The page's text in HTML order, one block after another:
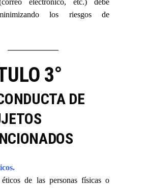
electrónico, etc.) debe
los riesgos de
3°
DE
éticos de las personas físicas o